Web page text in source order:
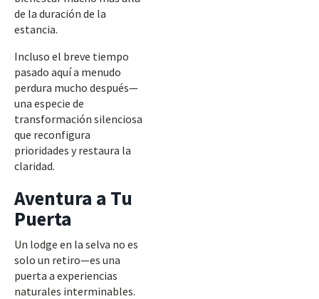
de la duración de la
estancia.
Incluso el breve tiempo
pasado aquí a menudo
perdura mucho después—
una especie de
transformación silenciosa
que reconfigura
prioridades y restaura la
claridad.
Aventura a Tu
Puerta
Un lodge en la selva no es
solo un retiro—es una
puerta a experiencias
naturales interminables.